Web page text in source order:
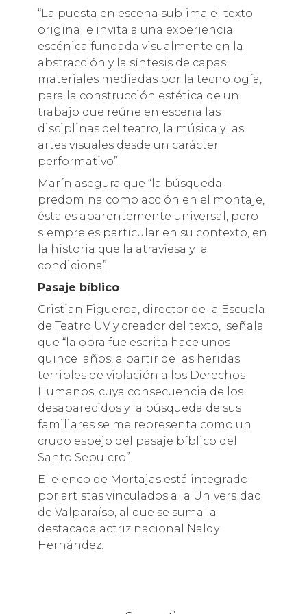
“La puesta en escena sublima el texto
original e invita a una experiencia
escénica fundada visualmente en la
abstracción y la síntesis de capas
materiales mediadas por la tecnología,
para la construcción estética de un
trabajo que reúne en escena las
disciplinas del teatro, la música y las
artes visuales desde un carácter
performativo”.
Marín asegura que “la búsqueda
predomina como acción en el montaje,
ésta es aparentemente universal, pero
siempre es particular en su contexto, en
la historia que la atraviesa y la
condiciona”.
Pasaje bíblico
Cristian Figueroa, director de la Escuela
de Teatro UV y creador del texto, señala
que “la obra fue escrita hace unos
quince años, a partir de las heridas
terribles de violación a los Derechos
Humanos, cuya consecuencia de los
desaparecidos y la búsqueda de sus
familiares se me representa como un
crudo espejo del pasaje bíblico del
Santo Sepulcro”.
El elenco de Mortajas está integrado
por artistas vinculados a la Universidad
de Valparaíso, al que se suma la
destacada actriz nacional Naldy
Hernández.